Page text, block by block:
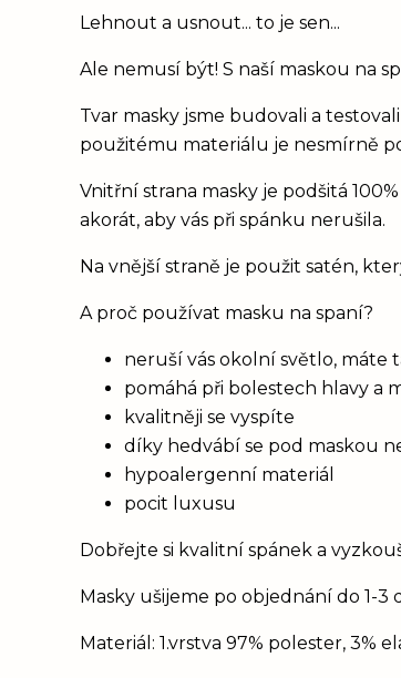
Lehnout a usnout... to je sen...
Ale nemusí být! S naší maskou na
Tvar masky jsme budovali a
použitému materiálu je nesmírně
Vnitřní strana masky je podšitá
akorát, aby vás při spánku nerušila.
Na vnější straně je použit satén,
A proč používat masku na spaní?
neruší vás okolní světlo, máte
pomáhá při bolestech hlavy a
kvalitněji se vyspíte
díky hedvábí se pod maskou
hypoalergenní materiál
pocit luxusu
Dobřejte si kvalitní spánek a
Masky ušijeme po objednání do 1-3
Materiál: 1.vrstva 97% polester, 3%